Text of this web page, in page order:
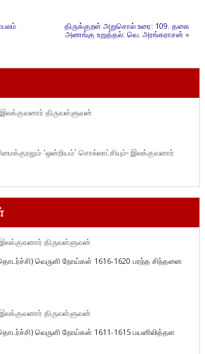
திருக்குறள் அறுசொல் உரை: 109. தகை
அணங்கு உறுத்தல்: வெ. அரங்கராசன் »
திருவள்ளுவன்
‘ஒன்றியம்’ சொல்லாட்சியும்- இலக்குவனார்
திருவள்ளுவன்
வெருளி நோய்கள் 1616-1620 பரந்த சிந்தனை
திருவள்ளுவன்
வெருளி நோய்கள் 1611-1615 பயனிலித்தள